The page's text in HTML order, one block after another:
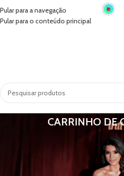
Pular para a navegação
Pular para o conteúdo principal
CARRINHO DE